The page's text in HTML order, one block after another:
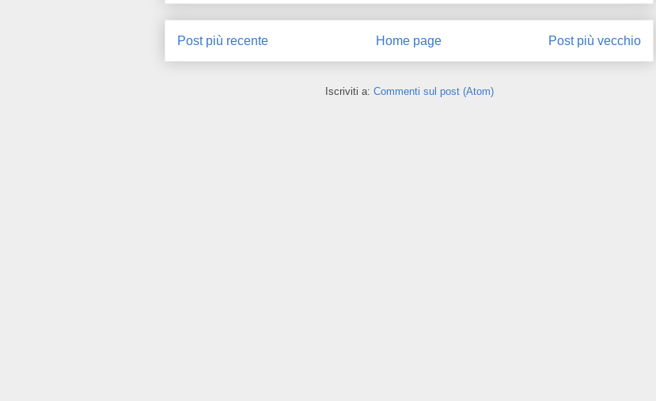
Post più recente Post più vecchio
Home page
Iscriviti a: Commenti sul post (Atom)